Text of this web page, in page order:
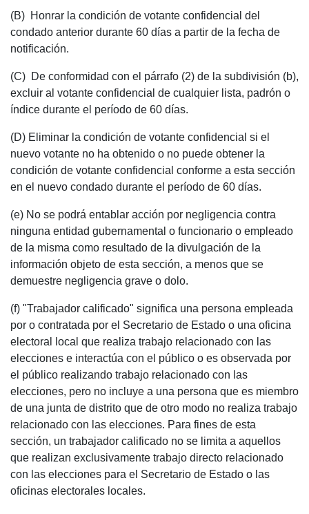
(B) Honrar la condición de votante confidencial del
condado anterior durante 60 días a partir de la fecha de
notificación.
(C) De conformidad con el párrafo (2) de la subdivisión (b),
excluir al votante confidencial de cualquier lista, padrón o
índice durante el período de 60 días.
(D) Eliminar la condición de votante confidencial si el
nuevo votante no ha obtenido o no puede obtener la
condición de votante confidencial conforme a esta sección
en el nuevo condado durante el período de 60 días.
(e) No se podrá entablar acción por negligencia contra
ninguna entidad gubernamental o funcionario o empleado
de la misma como resultado de la divulgación de la
información objeto de esta sección, a menos que se
demuestre negligencia grave o dolo.
(f) "Trabajador calificado" significa una persona empleada
por o contratada por el Secretario de Estado o una oficina
electoral local que realiza trabajo relacionado con las
elecciones e interactúa con el público o es observada por
el público realizando trabajo relacionado con las
elecciones, pero no incluye a una persona que es miembro
de una junta de distrito que de otro modo no realiza trabajo
relacionado con las elecciones. Para fines de esta
sección, un trabajador calificado no se limita a aquellos
que realizan exclusivamente trabajo directo relacionado
con las elecciones para el Secretario de Estado o las
oficinas electorales locales.